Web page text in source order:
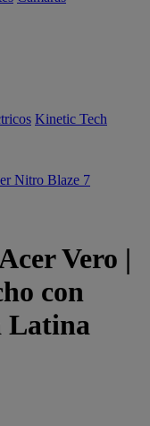
Kinetic Tech
Nitro Blaze 7
Vero |
con
Latina